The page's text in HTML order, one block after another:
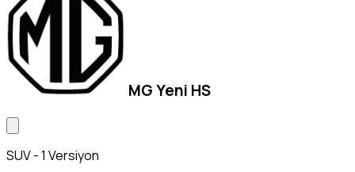
MG Yeni HS
SUV - 1 Versiyon